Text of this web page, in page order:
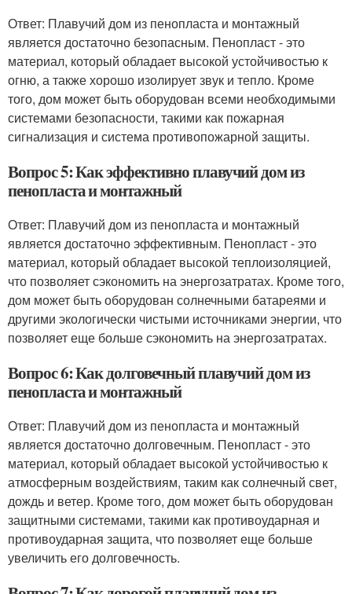
Ответ: Плавучий дом из пенопласта и монтажный
является достаточно безопасным. Пенопласт - это
материал, который обладает высокой устойчивостью к
огню, а также хорошо изолирует звук и тепло. Кроме
того, дом может быть оборудован всеми необходимыми
системами безопасности, такими как пожарная
сигнализация и система противопожарной защиты.
Вопрос 5: Как эффективно плавучий дом из
пенопласта и монтажный
Ответ: Плавучий дом из пенопласта и монтажный
является достаточно эффективным. Пенопласт - это
материал, который обладает высокой теплоизоляцией,
что позволяет сэкономить на энергозатратах. Кроме того,
дом может быть оборудован солнечными батареями и
другими экологически чистыми источниками энергии, что
позволяет еще больше сэкономить на энергозатратах.
Вопрос 6: Как долговечный плавучий дом из
пенопласта и монтажный
Ответ: Плавучий дом из пенопласта и монтажный
является достаточно долговечным. Пенопласт - это
материал, который обладает высокой устойчивостью к
атмосферным воздействиям, таким как солнечный свет,
дождь и ветер. Кроме того, дом может быть оборудован
защитными системами, такими как противоударная и
противоударная защита, что позволяет еще больше
увеличить его долговечность.